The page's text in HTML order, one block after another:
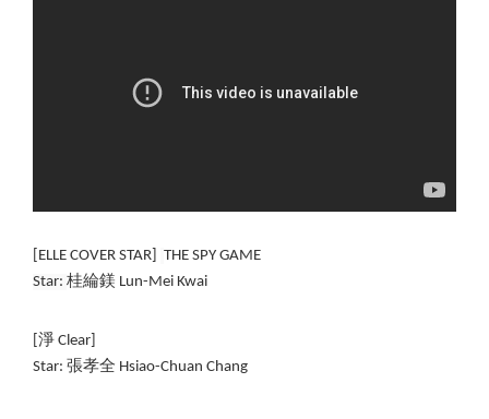
[ELLE COVER STAR]
THE SPY GAME
Star: 桂綸鎂 Lun-Mei Kwai
[淨 Clear]
Star: 張孝全 Hsiao-Chuan Chang